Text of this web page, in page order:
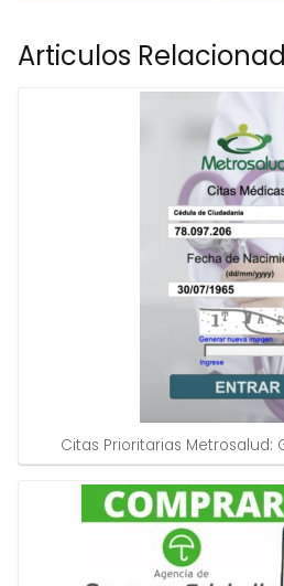
Articulos
Citas Prioritarias Metrosalud: